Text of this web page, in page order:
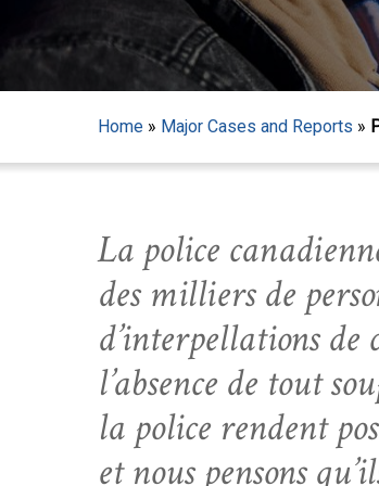
Hit enter to search or ESC to close
Home » Major Cases and Reports »
La police
des milliers de
d’interpellations de
l’absence de tout
la police rendent
et nous pensons